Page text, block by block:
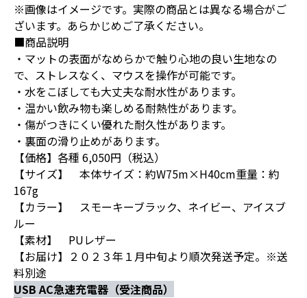
※画像はイメージです。実際の商品とは異なる場合がご
ざいます。あらかじめご了承ください。
■商品説明
・マットの表面がなめらかで触り心地の良い生地なの
で、ストレスなく、マウスを操作が可能です。
・水をこぼしても大丈夫な耐水性があります。
・温かい飲み物も楽しめる耐熱性があります。
・傷がつきにくい優れた耐久性があります。
・裏面の滑り止めがあります。
【価格】各種 6,050円（税込）
【サイズ】 本体サイズ：約W75m×H40cm重量：約
167g
【カラー】 スモーキーブラック、ネイビー、アイスブ
ルー
【素材】 PUレザー
【お届け】２０２３年１月中旬より順次発送予定。※送
料別途
USB AC急速充電器（受注商品）